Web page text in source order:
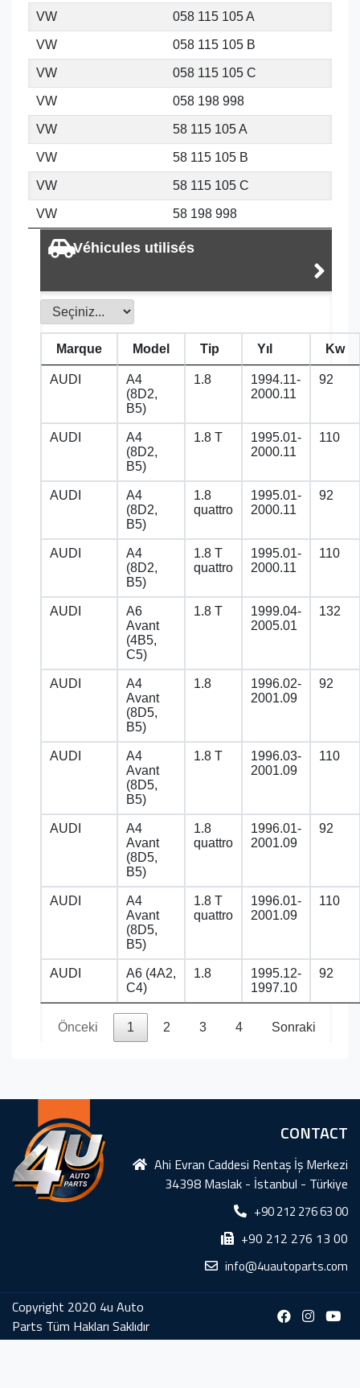
VW 058 115 105 A
VW 058 115 105 B
VW 058 115 105 C
VW 058 198 998
VW 58 115 105 A
VW 58 115 105 B
VW 58 115 105 C
VW 58 198 998
Véhicules utilisés
Marque Model Tip Yıl Kw
AUDI
A4
(8D2,
B5)
1.8
1994.11-
2000.11
92
AUDI
A4
(8D2,
B5)
1.8 T
1995.01-
2000.11
110
AUDI
A4
(8D2,
B5)
1.8
quattro
1995.01-
2000.11
92
AUDI
A4
(8D2,
B5)
1.8 T
quattro
1995.01-
2000.11
110
AUDI
A6
Avant
(4B5,
C5)
1.8 T
1999.04-
2005.01
132
AUDI
A4
Avant
(8D5,
B5)
1.8
1996.02-
2001.09
92
AUDI
A4
Avant
(8D5,
B5)
1.8 T
1996.03-
2001.09
110
AUDI
A4
Avant
(8D5,
B5)
1.8
quattro
1996.01-
2001.09
92
AUDI
A4
Avant
(8D5,
B5)
1.8 T
quattro
1996.01-
2001.09
110
AUDI
A6 (4A2,
C4)
1.8
1995.12-
1997.10
92
Önceki 1 2 3 4 Sonraki
CONTACT
Ahi Evran Caddesi Rentaş İş Merkezi
34398 Maslak - İstanbul - Türkiye
+90 212 276 63 00
+90 212 276 13 00
info@4uautoparts.com
Copyright 2020 4u Auto
Parts Tüm Hakları Saklıdır